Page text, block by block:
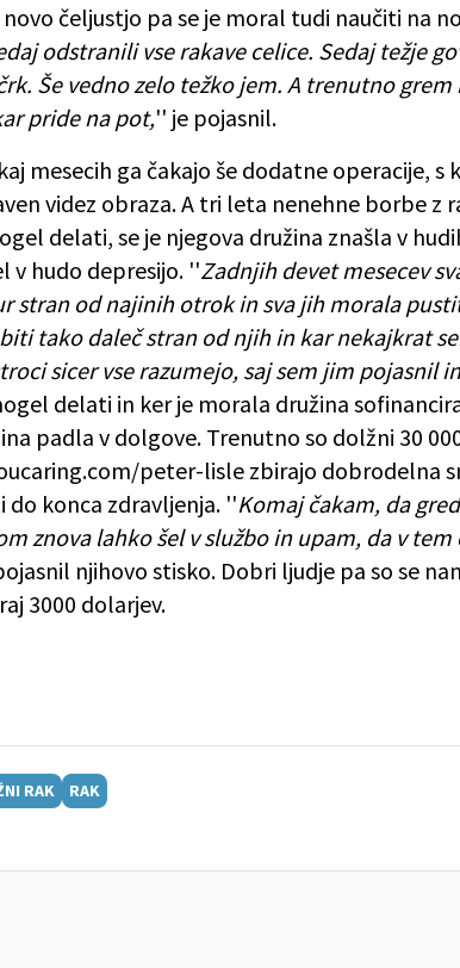
čeljustjo pa se je moral tudi naučiti na
odstranili vse rakave celice. Sedaj težje
Še vedno zelo težko jem. A trenutno
pride na pot,'' je pojasnil.
mesecih ga čakajo še dodatne operacije, s
videz obraza. A tri leta nenehne borbe z
delati, se je njegova družina znašla v
v hudo depresijo. ''Zadnjih devet mesecev
stran od najinih otrok in sva jih morala
tako daleč stran od njih in kar nekajkrat
sicer vse razumejo, saj sem jim pojasnil
delati in ker je morala družina
padla v dolgove. Trenutno so dolžni 30
peter-lisle zbirajo dobrodelna
do konca zdravljenja. ''Komaj čakam, da
znova lahko šel v službo in upam, da v
njihovo stisko. Dobri ljudje pa so se
3000 dolarjev.
RAK RAK